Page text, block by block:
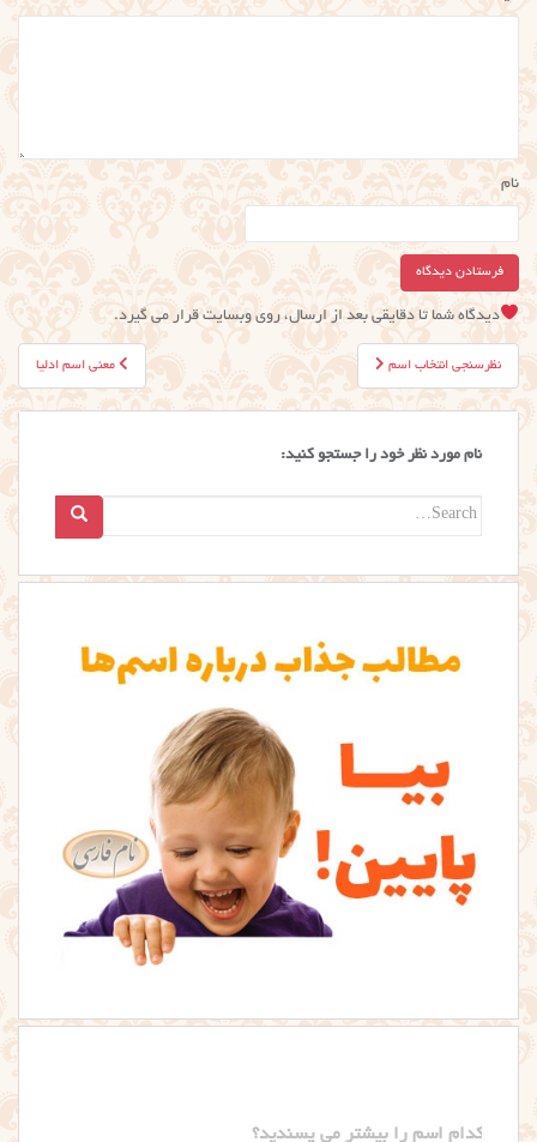
نام
دیدگاه شما تا دقایقی بعد از ارسال، روی وبسایت قرار می گیرد.
راهبری
نوشته
معنی اسم ادلیا نظرسنجی انتخاب اسم
نام مورد نظر خود را جستجو کنید:
Search